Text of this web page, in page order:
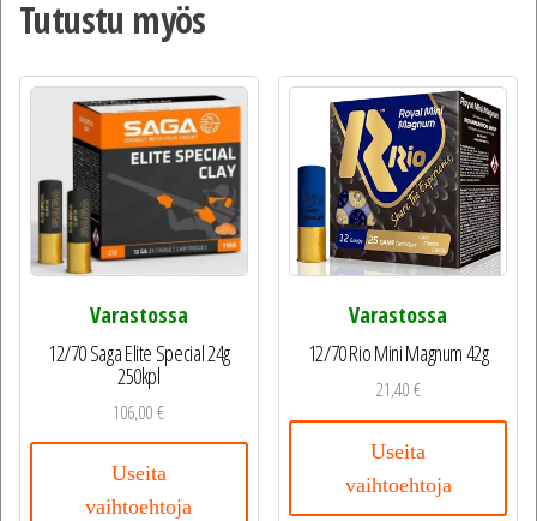
Tutustu myös
Varastossa
12/70 Saga Elite Special 24g
250kpl
106,00€
Useita
vaihtoehtoja
Varastossa
12/70 Rio Mini Magnum 42g
21,40€
Useita
vaihtoehtoja